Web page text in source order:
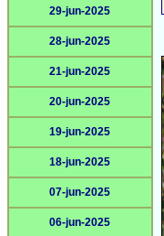
29-jun-2025
28-jun-2025
21-jun-2025
20-jun-2025
19-jun-2025
18-jun-2025
07-jun-2025
06-jun-2025